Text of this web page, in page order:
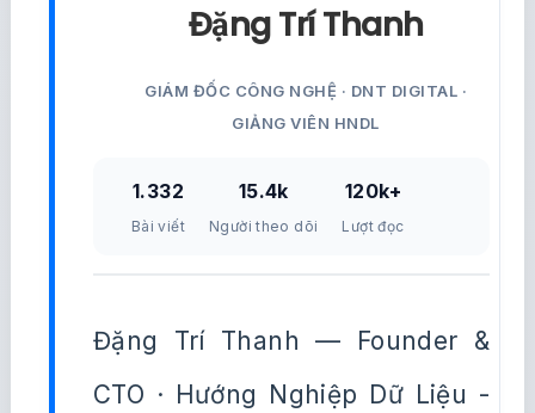
Đặng Trí Thanh
GIÁM ĐỐC CÔNG NGHỆ · DNT DIGITAL ·
GIẢNG VIÊN HNDL
1.332
Bài viết
15.4k
Người theo dõi
120k+
Lượt đọc
Đặng Trí Thanh — Founder &
CTO · Hướng Nghiệp Dữ Liệu -